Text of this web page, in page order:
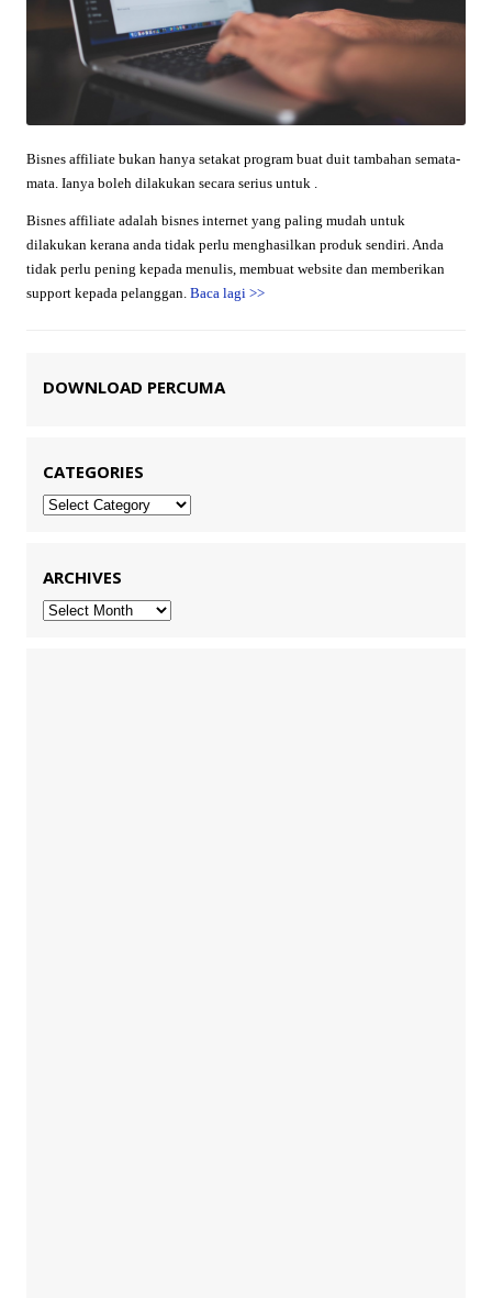
Bisnes affiliate bukan hanya setakat program buat duit tambahan semata-
mata. Ianya boleh dilakukan secara serius untuk .
Bisnes affiliate adalah bisnes internet yang paling mudah untuk
dilakukan kerana anda tidak perlu menghasilkan produk sendiri. Anda
tidak perlu pening kepada menulis, membuat website dan memberikan
support kepada pelanggan. Baca lagi >>
DOWNLOAD PERCUMA
CATEGORIES
Categories
ARCHIVES
Archives